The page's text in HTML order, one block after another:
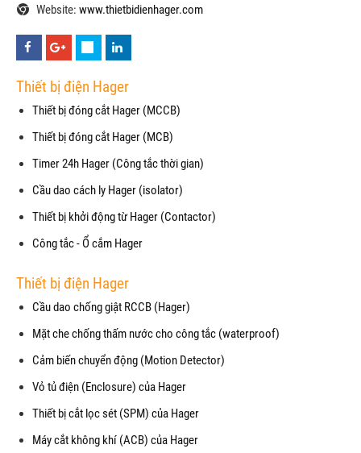
Website: www.thietbidienhager.com
Thiết bị điện Hager
Thiết bị đóng cắt Hager (MCCB)
Thiết bị đóng cắt Hager (MCB)
Timer 24h Hager (Công tắc thời gian)
Cầu dao cách ly Hager (isolator)
Thiết bị khởi động từ Hager (Contactor)
Công tắc - Ổ cắm Hager
Thiết bị điện Hager
Cầu dao chống giật RCCB (Hager)
Mặt che chống thấm nước cho công tắc (waterproof)
Cảm biến chuyển động (Motion Detector)
Vỏ tủ điện (Enclosure) của Hager
Thiết bị cắt lọc sét (SPM) của Hager
Máy cắt không khí (ACB) của Hager